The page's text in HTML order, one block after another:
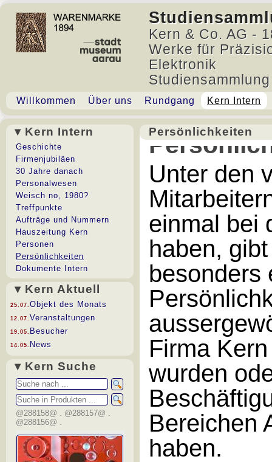
Kern & Co. AG -
Werke für
Elektronik
Willkommen Über uns Rundgang Kern Intern
▾ Kern Intern
Geschichte
Firmenjubiläen
30 Jahre danach
Personalwesen
Weisch no, 1980?
Treffpunkte
Aufträge und Nummern
Hauszeitung Kern
Personen
Persönlichkeiten
Dokumente Intern
▾ Kern Aktuell
25.07. Objekt des Monats
12.07. Veranstaltungen
19.05. Besucher
14.05. News
▾ Kern Suche
@288158@ . @288157@ .
@288156@ .
Persönlichkeiten
Unter den
einmal bei
haben,
besonders
Firma
wurden
Bereichen
haben.